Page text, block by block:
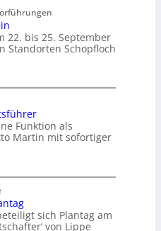
22. bis 25. September
Standorten Schopfloch
Funktion als
Martin mit sofortiger
sich Plantag am
von Lippe